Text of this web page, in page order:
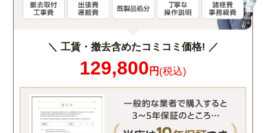
＼ 工賃・撤去含めたコミコミ価格! ／
129,800 円 (税込)